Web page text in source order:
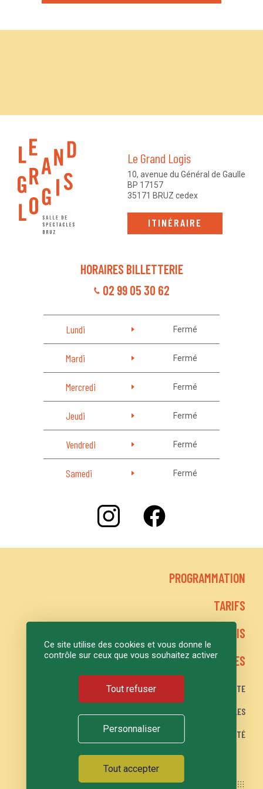
Le Grand Logis
10, avenue du Général de Gaulle
BP 17157
35171 BRUZ cedex
ITINÉRAIRE
HORAIRES BILLETTERIE
02 99 05 30 62
Lundi Fermé
Mardi Fermé
Mercredi Fermé
Jeudi Fermé
Vendredi Fermé
Samedi Fermé
PROGRAMMATION
TARIFS
LE GRAND LOGIS
ACTIONS CULTURELLES
PLAN DU SITE
MENTIONS LÉGALES
POLITIQUE DE CONFIDENTIALITÉ
Ce site utilise des cookies et vous donne le
contrôle sur ceux que vous souhaitez activer
Tout accepter
Tout refuser
Personnaliser